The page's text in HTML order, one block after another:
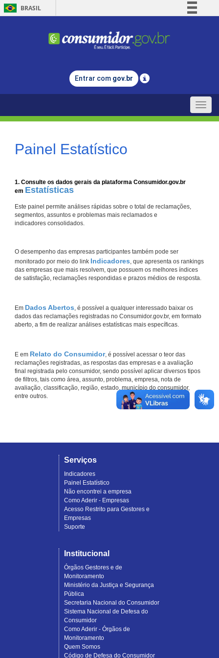
BRASIL
Comunica BR
Legislação
Entrar com gov.br
Toggle
Painel Estatístico
1. Consulte os dados gerais da plataforma Consumidor.gov.br
em Estatísticas
Este painel permite análises rápidas sobre o total de reclamações,
segmentos, assuntos e problemas mais reclamados e
indicadores consolidados.
O desempenho das empresas participantes também pode ser
monitorado por meio do link Indicadores, que apresenta os rankings
das empresas que mais resolvem, que possuem os melhores índices
de satisfação, reclamações respondidas e prazos médios de resposta.
Em Dados Abertos, é possível a qualquer interessado baixar os
dados das reclamações registradas no Consumidor.gov.br, em formato
aberto, a fim de realizar análises estatísticas mais específicas.
E em Relato do Consumidor, é possível acessar o teor das
reclamações registradas, as respostas das empresas e a avaliação
final registrada pelo consumidor, sendo possível aplicar diversos tipos
de filtros, tais como área, assunto, problema, empresa, nota de
avaliação, classificação, região, estado, município do consumidor,
entre outros.
Serviços
Indicadores
Painel Estatístico
Não encontrei a empresa
Como Aderir - Empresas
Acesso Restrito para Gestores e
Empresas
Suporte
Institucional
Órgãos Gestores e de
Monitoramento
Ministério da Justiça e Segurança
Pública
Secretaria Nacional do Consumidor
Sistema Nacional de Defesa do
Consumidor
Como Aderir - Órgãos de
Monitoramento
Quem Somos
Código de Defesa do Consumidor